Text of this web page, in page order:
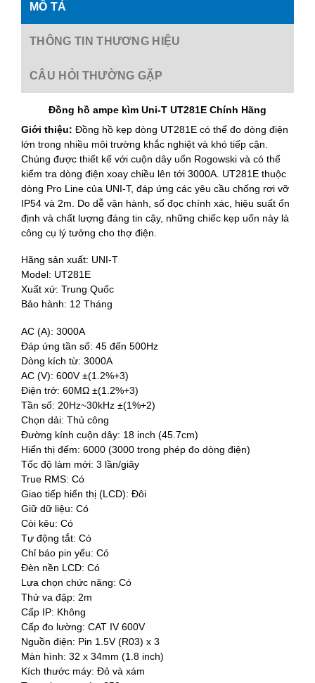
MÔ TẢ
THÔNG TIN THƯƠNG HIỆU
CÂU HỎI THƯỜNG GẶP
Đồng hồ ampe kìm Uni-T UT281E Chính Hãng
Giới thiệu: Đồng hồ kẹp dòng UT281E có thể đo dòng điện
lớn trong nhiều môi trường khắc nghiệt và khó tiếp cận.
Chúng được thiết kế với cuộn dây uốn Rogowski và có thể
kiểm tra dòng điện xoay chiều lên tới 3000A. UT281E thuộc
dòng Pro Line của UNI-T, đáp ứng các yêu cầu chống rơi vỡ
IP54 và 2m. Do dễ vận hành, số đọc chính xác, hiệu suất ổn
định và chất lượng đáng tin cậy, những chiếc kẹp uốn này là
công cụ lý tưởng cho thợ điện.
Hãng sản xuất: UNI-T
Model: UT281E
Xuất xứ: Trung Quốc
Bảo hành: 12 Tháng
AC (A): 3000A
Đáp ứng tần số: 45 đến 500Hz
Dòng kích từ: 3000A
AC (V): 600V ±(1.2%+3)
Điện trở: 60MΩ ±(1.2%+3)
Tần số: 20Hz~30kHz ±(1%+2)
Chọn dải: Thủ công
Đường kính cuộn dây: 18 inch (45.7cm)
Hiển thị đếm: 6000 (3000 trong phép đo dòng điện)
Tốc độ làm mới: 3 lần/giây
True RMS: Có
Giao tiếp hiển thị (LCD): Đôi
Giữ dữ liệu: Có
Còi kêu: Có
Tự động tắt: Có
Chỉ báo pin yếu: Có
Đèn nền LCD: Có
Lựa chọn chức năng: Có
Thử va đập: 2m
Cấp IP: Không
Cấp đo lường: CAT IV 600V
Nguồn điện: Pin 1.5V (R03) x 3
Màn hình: 32 x 34mm (1.8 inch)
Kích thước máy: Đỏ và xám